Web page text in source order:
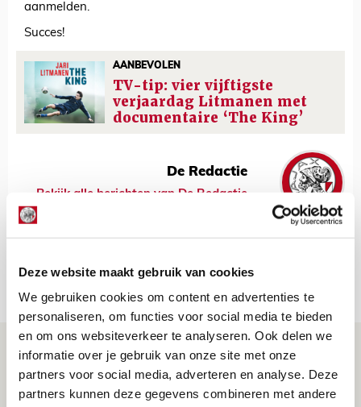
Deze website maakt gebruik van cookies
We gebruiken cookies om content en advertenties te
personaliseren, om functies voor social media te bieden
en om ons websiteverkeer te analyseren. Ook delen we
informatie over je gebruik van onze site met onze
partners voor social media, adverteren en analyse. Deze
partners kunnen deze gegevens combineren met andere
aanmelden.
Succes!
AANBEVOLEN
TV-tip: vier vijftigste
verjaardag Litmanen met
documentaire ‘The King’
De Redactie
Bekijk alle berichten van De Redactie
Brandt: ‘Ajax en Cruijff bleven door
mijn hoofd spoken’
07 AUGUSTUS 2026 - 20:02